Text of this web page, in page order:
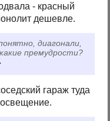
- красный
дешевле.
диагонали,
премудрости?
гараж туда